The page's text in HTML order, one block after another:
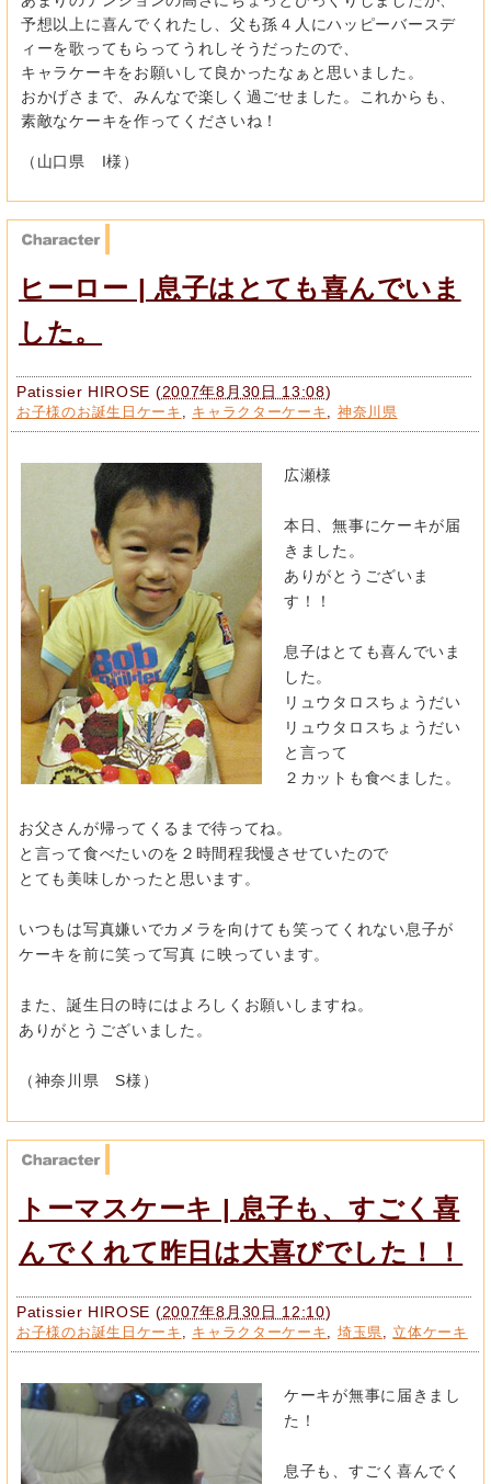
予想以上に喜んでくれたし、父も孫４人にハッピーバースデ
ィーを歌ってもらってうれしそうだったので、
キャラケーキをお願いして良かったなぁと思いました。
おかげさまで、みんなで楽しく過ごせました。これからも、
素敵なケーキを作ってくださいね！
（山口県 I様）
ヒーロー | 息子はとても喜んでいま
した。
Patissier HIROSE (2007年8月30日 13:08)
お子様のお誕生日ケーキ キャラクターケーキ 神奈川県
広瀬様
本日、無事にケーキが届
きました。
ありがとうございま
す！！
息子はとても喜んでいま
した。
リュウタロスちょうだい
リュウタロスちょうだい
と言って
２カットも食べました。
お父さんが帰ってくるまで待ってね。
と言って食べたいのを２時間程我慢させていたので
とても美味しかったと思います。
いつもは写真嫌いでカメラを向けても笑ってくれない息子が
ケーキを前に笑って写真 に映っています。
また、誕生日の時にはよろしくお願いしますね。
ありがとうございました。
（神奈川県 S様）
トーマスケーキ | 息子も、すごく喜
んでくれて昨日は大喜びでした！！
Patissier HIROSE (2007年8月30日 12:10)
お子様のお誕生日ケーキ キャラクターケーキ 埼玉県 立体ケーキ
ケーキが無事に届きまし
た！
息子も、すごく喜んでく